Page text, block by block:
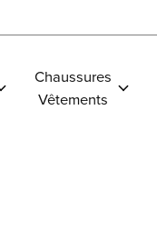
Chaussures
Vêtements